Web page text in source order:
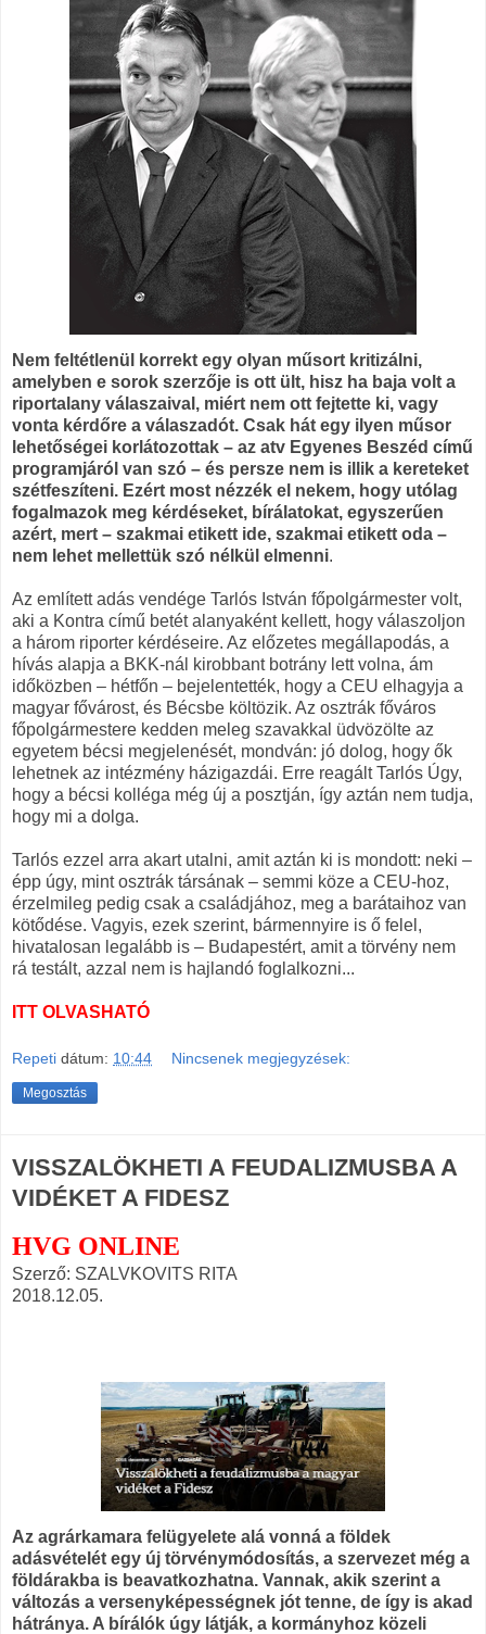
Nem feltétlenül korrekt egy olyan műsort kritizálni,
amelyben e sorok szerzője is ott ült, hisz ha baja volt a
riportalany válaszaival, miért nem ott fejtette ki, vagy
vonta kérdőre a válaszadót. Csak hát egy ilyen műsor
lehetőségei korlátozottak – az atv Egyenes Beszéd című
programjáról van szó – és persze nem is illik a kereteket
szétfeszíteni. Ezért most nézzék el nekem, hogy utólag
fogalmazok meg kérdéseket, bírálatokat, egyszerűen
azért, mert – szakmai etikett ide, szakmai etikett oda –
nem lehet mellettük szó nélkül elmenni.
Az említett adás vendége Tarlós István főpolgármester volt,
aki a Kontra című betét alanyaként kellett, hogy válaszoljon
a három riporter kérdéseire. Az előzetes megállapodás, a
hívás alapja a BKK-nál kirobbant botrány lett volna, ám
időközben – hétfőn – bejelentették, hogy a CEU elhagyja a
magyar fővárost, és Bécsbe költözik. Az osztrák főváros
főpolgármestere kedden meleg szavakkal üdvözölte az
egyetem bécsi megjelenését, mondván: jó dolog, hogy ők
lehetnek az intézmény házigazdái. Erre reagált Tarlós Úgy,
hogy a bécsi kolléga még új a posztján, így aztán nem tudja,
hogy mi a dolga.
Tarlós ezzel arra akart utalni, amit aztán ki is mondott: neki –
épp úgy, mint osztrák társának – semmi köze a CEU-hoz,
érzelmileg pedig csak a családjához, meg a barátaihoz van
kötődése. Vagyis, ezek szerint, bármennyire is ő felel,
hivatalosan legalább is – Budapestért, amit a törvény nem
rá testált, azzal nem is hajlandó foglalkozni...
ITT OLVASHATÓ
Repeti dátum: 10:44 Nincsenek megjegyzések:
Megosztás
VISSZALÖKHETI A FEUDALIZMUSBA A
VIDÉKET A FIDESZ
HVG ONLINE
Szerző: SZALVKOVITS RITA
2018.12.05.
Az agrárkamara felügyelete alá vonná a földek
adásvételét egy új törvénymódosítás, a szervezet még a
földárakba is beavatkozhatna. Vannak, akik szerint a
változás a versenyképességnek jót tenne, de így is akad
hátránya. A bírálók úgy látják, a kormányhoz közeli